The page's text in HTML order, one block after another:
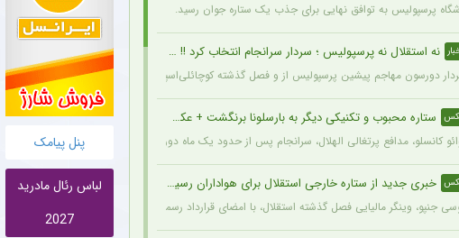
پنل پیامک
لباس رئال مادرید
2027
پرسپولیس به توافق نهایی برای جذب یک ستاره جوان رسید.
نه استقلال نه پرسپولیس ؛ سردار سرانجام انتخاب کرد !! + جزئیات
دورسون مهاجم پیشین پرسپولیس از و فصل گذشته کوچائلی‌اسپور، با قراردادی یک‌ساله به تیم
ستاره محبوب و تکنیکی دیگر به بارسلونا برنگشت + عکس
کانسلو، مدافع پرتغالی الهلال، سرانجام پس از حدود یک ماه دوری، به باشگاه عربستانی بازگشت.
خبری جدید از ستاره خارجی استقلال برای هواداران رسید + سند
جنپو، وینگر مالیایی فصل گذشته استقلال، با امضای قرارداد رسمی به پانتولیکوس یونان پیوست تا